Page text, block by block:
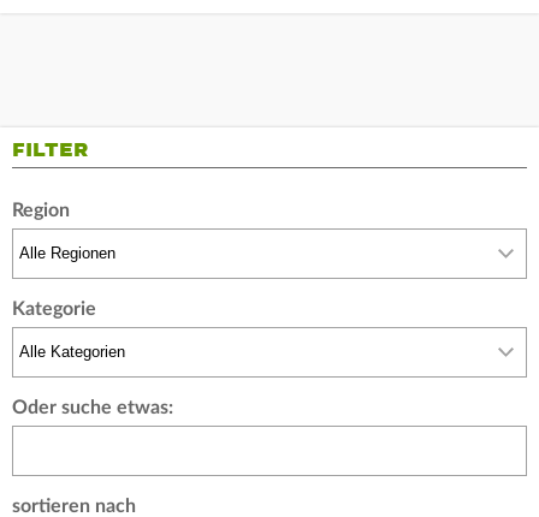
FILTER
Region
Kategorie
Oder suche etwas:
sortieren nach